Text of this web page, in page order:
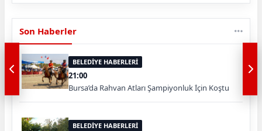
Son Haberler
BELEDİYE HABERLERİ
21:00
Bursa’da Rahvan Atları Şampiyonluk İçin Koştu
BELEDİYE HABERLERİ